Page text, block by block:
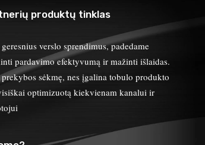
produktų tinklas
verslo sprendimus, padedame
pardavimo efektyvumą ir mažinti išlaidas.
sėkmę, nes įgalina tobulo produkto
optimizuotą kiekvienam kanalui ir